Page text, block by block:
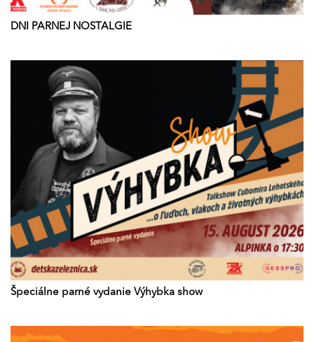
DNI PARNEJ NOSTALGIE
Špeciálne parné vydanie Výhybka show